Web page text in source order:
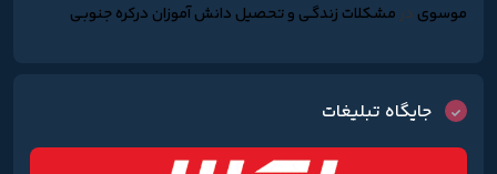
موسوی درمشکلات زندگـی و تحصیل دانش آموزان درکره جنوبـی
جایگاه تبلیغات